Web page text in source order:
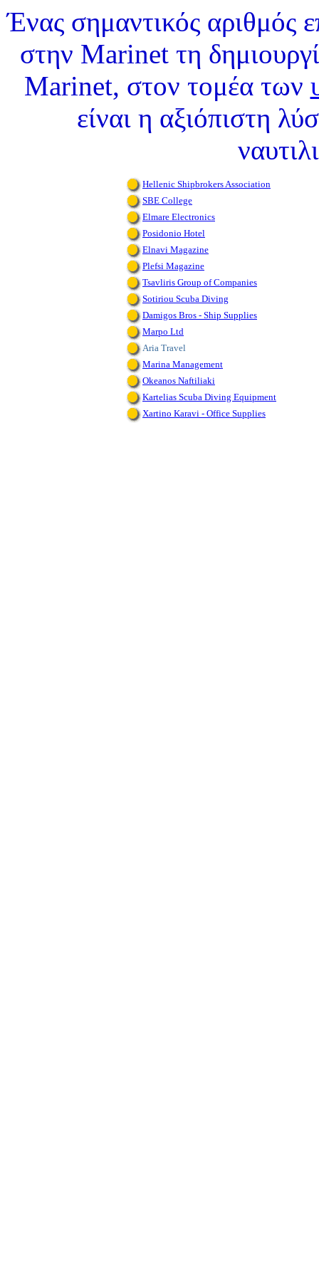
Ένας σημαντικός αριθμός
στην Marinet τη
Marinet, στον τομέα των
είναι η αξιόπιστη
Hellenic Shipbrokers Association
SBE College
Elmare Electronics
Posidonio Hotel
Elnavi Magazine
Plefsi Magazine
Tsavliris Group of Companies
Sotiriou Scuba Diving
Damigos Bros - Ship Supplies
Marpo Ltd
Aria Travel
Marina Management
Okeanos Naftiliaki
Kartelias Scuba Diving Equipment
Xartino Karavi - Office Supplies